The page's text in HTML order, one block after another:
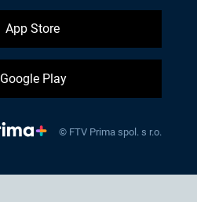
App Store
Google Play
© FTV Prima spol. s r.o.